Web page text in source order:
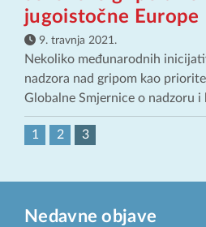
jugoistočne Europe
9. travnja 2021.
Nekoliko međunarodnih
nadzora nad gripom kao
Globalne Smjernice o nadzoru
1 2 3
Nedavne objave